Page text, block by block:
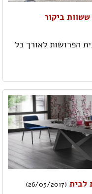
הפרושות לאורך כל
לבית (26/03/2017)